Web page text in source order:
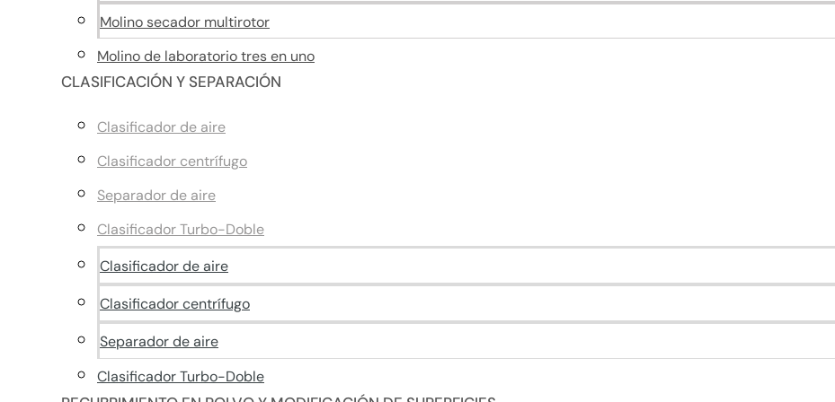
Molino secador multirotor
Molino de laboratorio tres en uno
CLASIFICACIÓN Y SEPARACIÓN
Clasificador de aire
Clasificador centrífugo
Separador de aire
Clasificador Turbo-Doble
Clasificador de aire
Clasificador centrífugo
Separador de aire
Clasificador Turbo-Doble